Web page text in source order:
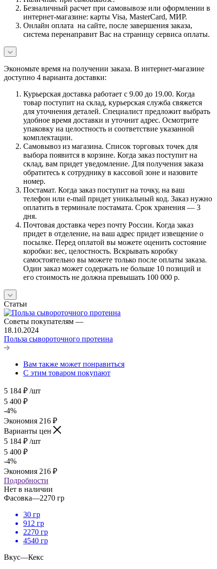
Безналичный расчет при самовывозе или оформлении в
интернет-магазине: карты Visa, MasterCard, МИР.
Онлайн оплата на сайте, после завершения заказа,
система перенаправит Вас на страницу сервиса оплаты.
Экономьте время на получении заказа. В интернет-магазине
доступно 4 варианта доставки:
Курьерская доставка работает с 9.00 до 19.00. Когда
товар поступит на склад, курьерская служба свяжется
для уточнения деталей. Специалист предложит выбрать
удобное время доставки и уточнит адрес. Осмотрите
упаковку на целостность и соответствие указанной
комплектации.
Самовывоз из магазина. Список торговых точек для
выбора появится в корзине. Когда заказ поступит на
склад, вам придет уведомление. Для получения заказа
обратитесь к сотруднику в кассовой зоне и назовите
номер.
Постамат. Когда заказ поступит на точку, на ваш
телефон или e-mail придет уникальный код. Заказ нужно
оплатить в терминале постамата. Срок хранения — 3
дня.
Почтовая доставка через почту России. Когда заказ
придет в отделение, на ваш адрес придет извещение о
посылке. Перед оплатой вы можете оценить состояние
коробки: вес, целостность. Вскрывать коробку
самостоятельно вы можете только после оплаты заказа.
Один заказ может содержать не больше 10 позиций и
его стоимость не должна превышать 100 000 р.
Статьи
Советы покупателям —
18.10.2024
Польза сывороточного протеина
Вам также может понравиться
С этим товаром покупают
5 184 ₽ /шт
5 400 ₽
-4%
Экономия 216 ₽
Варианты цен
5 184 ₽ /шт
5 400 ₽
-4%
Экономия 216 ₽
Подробности
Нет в наличии
Фасовка—2270 гр
30 гр
912 гр
2270 гр
4540 гр
Вкус—Кекс